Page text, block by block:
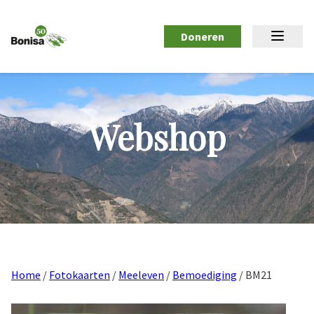
Doneren
Webshop
Home / Fotokaarten / Meeleven / Bemoediging / BM21